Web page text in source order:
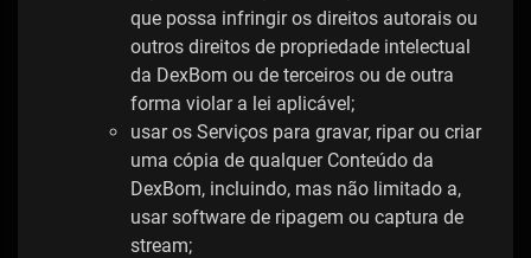
que possa infringir os direitos autorais ou
outros direitos de propriedade intelectual
da DexBom ou de terceiros ou de outra
forma violar a lei aplicável;
usar os Serviços para gravar, ripar ou criar
uma cópia de qualquer Conteúdo da
DexBom, incluindo, mas não limitado a,
usar software de ripagem ou captura de
stream;